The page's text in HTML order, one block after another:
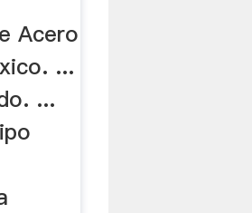
Acero
...
...